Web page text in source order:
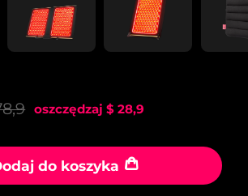
oszczędzaj $ 28,9
do koszyka
Oczekiwany czas dostawy
Oczekiwany czas dostawy
Oczekiwany czas dostawy
17/08/2026